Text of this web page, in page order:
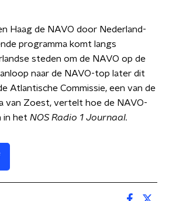
Haag de NAVO door Nederland-
programma komt langs
steden om de NAVO op de
naar de NAVO-top later dit
Atlantische Commissie, een van de
van Zoest, vertelt hoe de NAVO-
in het NOS Radio 1 Journaal.